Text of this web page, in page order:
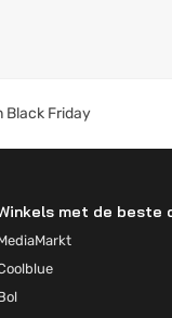
Black Friday
met de beste